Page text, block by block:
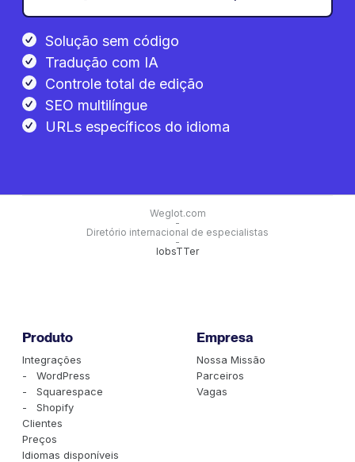
Solução sem código
Tradução com IA
Controle total de edição
SEO multilíngue
URLs específicos do idioma
Weglot.com
-
Diretório internacional de especialistas
-
lobsTTer
Produto
Integrações
- WordPress
- Squarespace
- Shopify
Clientes
Preços
Idiomas disponíveis
Empresa
Nossa Missão
Parceiros
Vagas